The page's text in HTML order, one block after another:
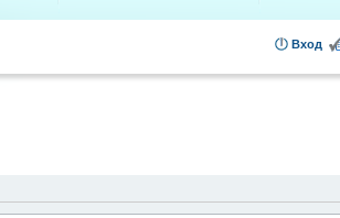
Вход